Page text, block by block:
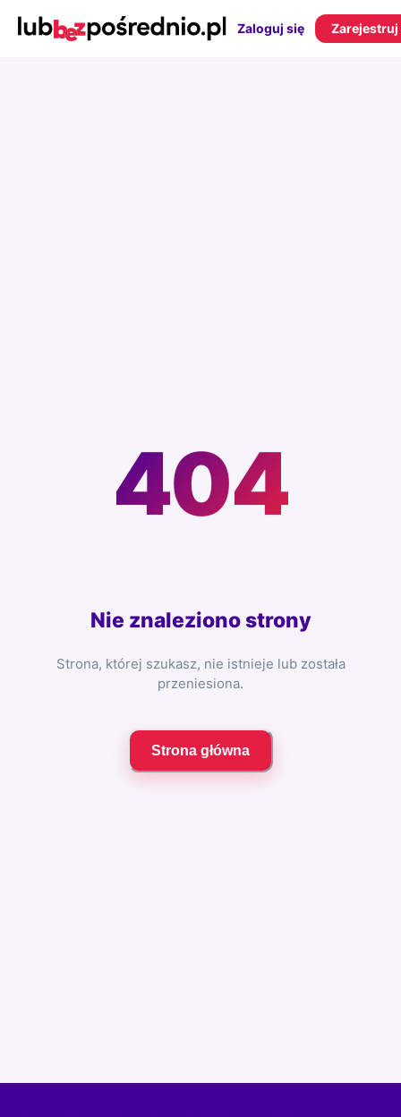
Zaloguj się Zarejestruj
404
Nie znaleziono strony
Strona, której szukasz, nie istnieje lub została
przeniesiona.
Strona główna